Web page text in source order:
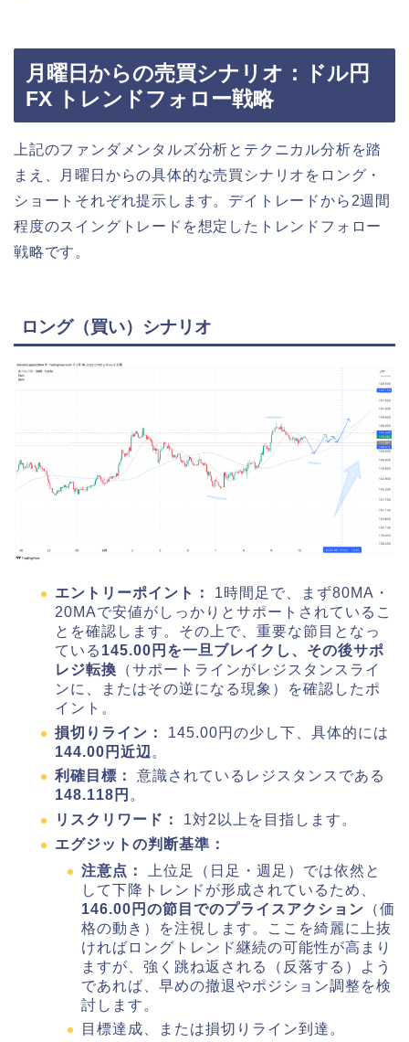
月曜日からの売買シナリオ：ドル円
FX トレンドフォロー戦略
上記のファンダメンタルズ分析とテクニカル分析を踏
まえ、月曜日からの具体的な売買シナリオをロング・
ショートそれぞれ提示します。デイトレードから2週間
程度のスイングトレードを想定したトレンドフォロー
戦略です。
ロング（買い）シナリオ
エントリーポイント：
1時間足で、まず80MA・
20MAで安値がしっかりとサポートされているこ
とを確認します。その上で、重要な節目となっ
ている 145.00円を一旦ブレイクし、その後サポ
レジ転換 （サポートラインがレジスタンスライ
ンに、またはその逆になる現象）を確認したポ
イント。
損切りライン：
145.00円の少し下、具体的には
144.00円近辺 。
利確目標：
意識されているレジスタンスである
148.118円 。
リスクリワード：
1対2以上を目指します。
エグジットの判断基準：
注意点：
上位足（日足・週足）では依然と
して下降トレンドが形成されているため、
146.00円の節目でのプライスアクション （価
格の動き）を注視します。ここを綺麗に上抜
ければロングトレンド継続の可能性が高まり
ますが、強く跳ね返される（反落する）よう
であれば、早めの撤退やポジション調整を検
討します。
目標達成、または損切りライン到達。